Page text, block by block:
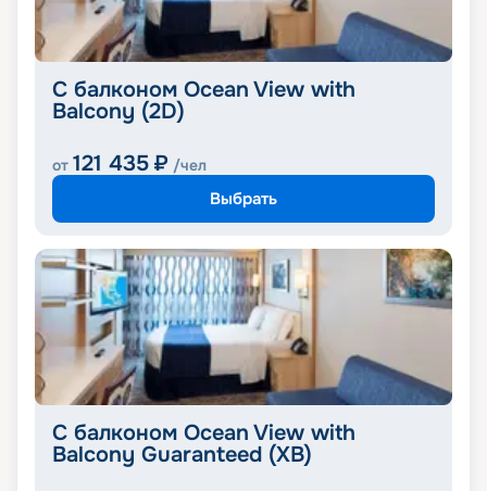
С балконом Ocean View with
Balcony (2D)
от 121 435 ₽ /чел
Выбрать
С балконом Ocean View with
Balcony Guaranteed (XB)